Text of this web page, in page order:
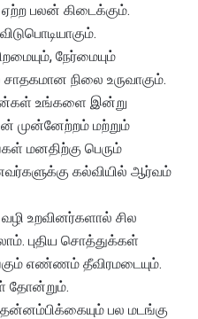
பலன் கிடைக்கும்.
நேர்மையும்
நிலை உருவாகும்.
உங்களை இன்று
முன்னேற்றம் மற்றும்
மனதிற்கு பெரும்
கல்வியில் ஆர்வம்
உறவினர்களால் சில
புதிய சொத்துக்கள்
எண்ணம் தீவிரமடையும்.
தோன்றும்.
பல மடங்கு